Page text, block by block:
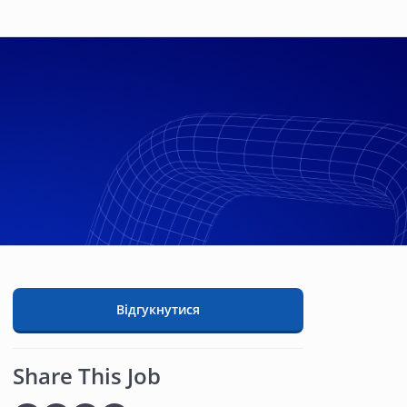
Відгукнутися
Share This Job